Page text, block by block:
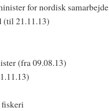
for nordisk samarbejde
(til 21.11.13)
(fra 09.08.13)
fiskeri